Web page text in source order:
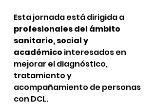
Esta jornada está dirigida a
profesionales del ámbito
sanitario, social y
académico interesados en
mejorar el diagnóstico,
tratamiento y
acompañamiento de personas
con DCL.